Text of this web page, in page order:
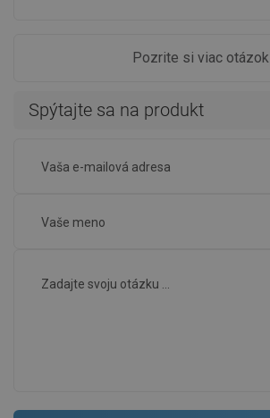
Pozrite si viac otázok
Spýtajte sa na produkt